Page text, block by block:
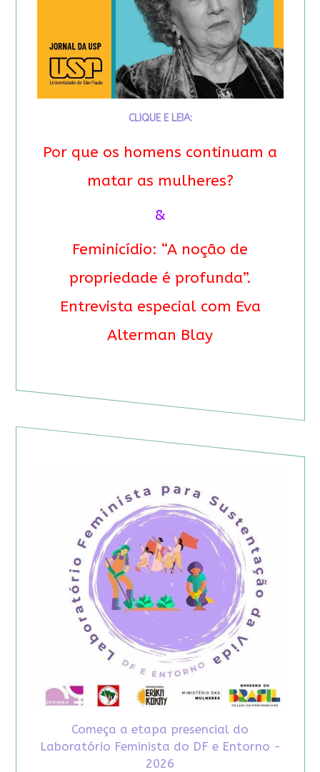
CLIQUE E LEIA:
Por que os homens continuam a
matar as mulheres?
&
Feminicídio: “A noção de
propriedade é profunda”.
Entrevista especial com Eva
Alterman Blay
Começa a etapa presencial do
Laboratório Feminista do DF e Entorno -
2026